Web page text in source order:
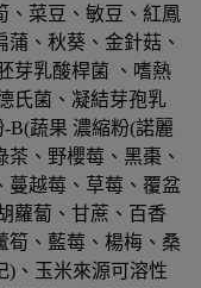
、菜豆、敏豆、紅鳳
、秋葵、金針菇、
芽乳酸桿菌 、嗜熱
氏菌、凝結芽孢乳
B(蔬果 濃縮粉(諾麗
、野櫻莓、黑棗、
蔓越莓、草莓、覆盆
蘿蔔、甘蔗、百香
筍、藍莓、楊梅、桑
)、玉米來源可溶性